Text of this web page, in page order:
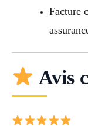
Facture
Avis